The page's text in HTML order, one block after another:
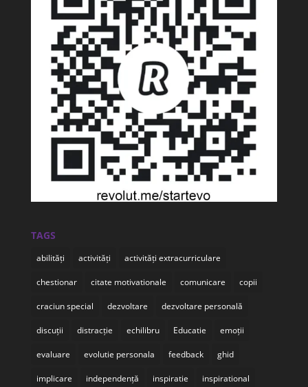
TAGS
abilități activități activități extracurriculare
chestionar citate motivationale comunicare copii
craciun special dezvoltare dezvoltare personală
discuții distracție echilibru Educatie emoții
evaluare evolutie personala feedback ghid
implicare independență inspiratie inspirational